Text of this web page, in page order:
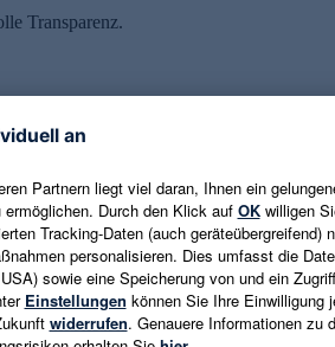
Transparenz.
in
E-Mail-Adresse eingeben
Es gelten die Datenschutzrichtlinien